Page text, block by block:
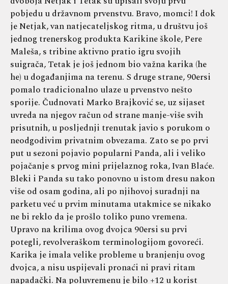
pobjedu u državnom prvenstvu. Bravo, momci! I dok
je Netjak, van natjecateljskog ritma, u društvu još
jednog trenerskog produkta Karikine škole, Pere
Maleša, s tribine aktivno pratio igru svojih
suigrača, Tetak je još jednom bio važna karika (he
he) u događanjima na terenu. S druge strane, 90ersi
pomalo tradicionalno ulaze u prvenstvo nešto
sporije. Čudnovati Marko Brajković se, uz sijaset
uvreda na njegov račun od strane manje-više svih
prisutnih, u posljednji trenutak javio s porukom o
neodgodivim privatnim obvezama. Zato se po prvi
put u sezoni pojavio popularni Panda, ali i veliko
pojačanje s prvog mini prijelaznog roka, Ivan Blaće.
Bleki i Panda su tako ponovno u istom dresu nakon
više od osam godina, ali po njihovoj suradnji na
parketu već u prvim minutama utakmice se nikako
ne bi reklo da je prošlo toliko puno vremena.
Upravo na krilima ovog dvojca 90ersi su prvi
potegli, revolveraškom terminologijom govoreći.
Karika je imala velike probleme u branjenju ovog
dvojca, a nisu uspijevali pronaći ni pravi ritam
napadački. Na poluvremenu je bilo +12 u korist